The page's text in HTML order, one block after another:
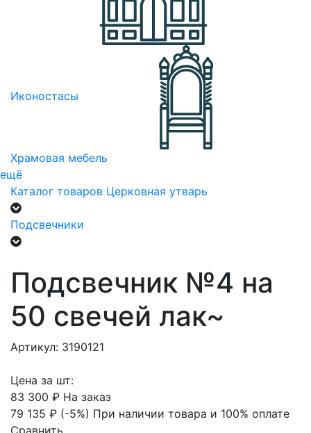
Иконостасы
Храмовая мебель
ещё
Каталог товаров Церковная утварь
Подсвечники
Подсвечник №4 на
50 свечей лак~
Артикул: 3190121
Цена за шт:
83 300 ₽ На заказ
79 135 ₽ (-5%) При наличии товара и 100% оплате
Сравнить